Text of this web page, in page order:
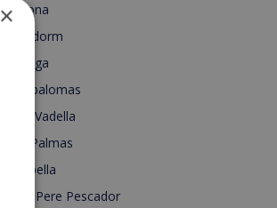
Gerona
Benidorm
Malaga
Maspalomas
Cala Vadella
Las Palmas
Marbella
Sant Pere Pescador
×